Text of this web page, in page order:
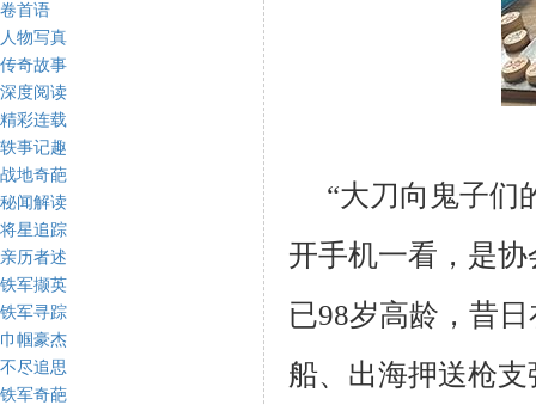
卷首语
人物写真
传奇故事
深度阅读
精彩连载
轶事记趣
战地奇葩
秘闻解读
将星追踪
亲历者述
铁军撷英
铁军寻踪
巾帼豪杰
不尽追思
铁军奇葩
“大刀向鬼子
开手机一看，是
已98岁高龄，昔
船、出海押送枪